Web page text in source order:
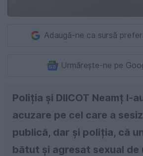
Adaugă-ne ca sursă
Urmărește-ne pe
Poliția și DIICOT Neamț l-
acuzare pe cel care a
publică, dar și poliția, că
bătut și agresat sexual de